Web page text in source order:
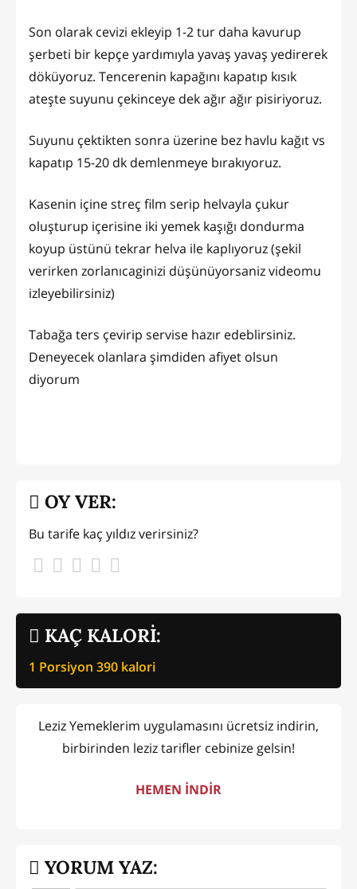
Son olarak cevizi ekleyip 1-2 tur daha kavurup
şerbeti bir kepçe yardımıyla yavaş yavaş yedirerek
döküyoruz. Tencerenin kapağını kapatıp kısık
ateşte suyunu çekinceye dek ağır ağır pisiriyoruz.
Suyunu çektikten sonra üzerine bez havlu kağıt vs
kapatıp 15-20 dk demlenmeye bırakıyoruz.
Kasenin içine streç film serip helvayla çukur
oluşturup içerisine iki yemek kaşığı dondurma
koyup üstünü tekrar helva ile kaplıyoruz (şekil
verirken zorlanıcaginizi düşünüyorsaniz videomu
izleyebilirsiniz)
Tabağa ters çevirip servise hazır edeblirsiniz.
Deneyecek olanlara şimdiden afiyet olsun
diyorum
KAÇ KALORİ:
1 Porsiyon 390 kalori
OY VER:
Bu tarife kaç yıldız verirsiniz?
Leziz Yemeklerim uygulamasını ücretsiz indirin,
birbirinden leziz tarifler cebinize gelsin!
HEMEN İNDİR
YORUM YAZ: